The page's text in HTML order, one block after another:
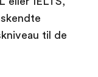
til de